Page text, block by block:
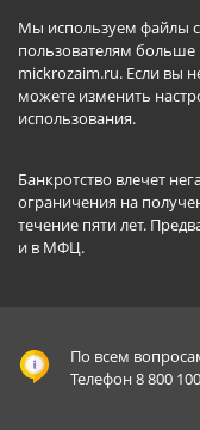
Мы используем файлы
пользователям
mickrozaim.ru. Если вы
можете изменить
использования.
Банкротство влечет
ограничения на
течение пяти лет.
и в МФЦ.
По всем
Телефон 8 800